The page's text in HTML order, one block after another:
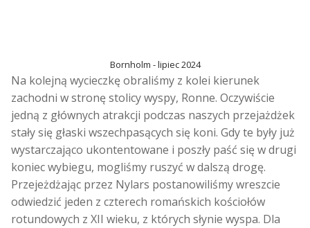
Bornholm - lipiec 2024
Na kolejną wycieczkę obraliśmy z kolei kierunek
zachodni w stronę stolicy wyspy, Ronne. Oczywiście
jedną z głównych atrakcji podczas naszych przejażdżek
stały się głaski wszechpasących się koni. Gdy te były już
wystarczająco ukontentowane i poszły paść się w drugi
koniec wybiegu, mogliśmy ruszyć w dalszą drogę.
Przejeżdżając przez Nylars postanowiliśmy wreszcie
odwiedzić jeden z czterech romańskich kościołów
rotundowych z XII wieku, z których słynie wyspa. Dla